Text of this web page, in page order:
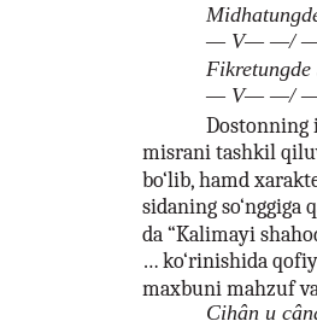
— V— —/
— V— —/
Dostonning
misrani tashkil
bo‘lib, hamd
sidaning
da “Kalimayi
… ko‘rinishida
maxbuni mahzuf
Cihân u